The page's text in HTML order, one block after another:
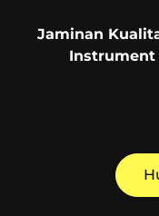
Jaminan
Instrument